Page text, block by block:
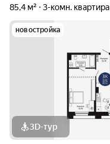
85,4 м² 3-комн. квартира
новостройка
3D-тур